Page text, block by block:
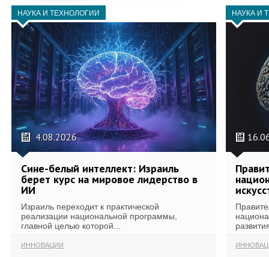
НАУКА И ТЕХНОЛОГИИ
4.08.2026
Сине-белый интеллект: Израиль
берет курс на мировое лидерство в
ИИ
Израиль переходит к практической
реализации национальной программы,
главной целью которой...
ИННОВАЦИИ
НАУКА И